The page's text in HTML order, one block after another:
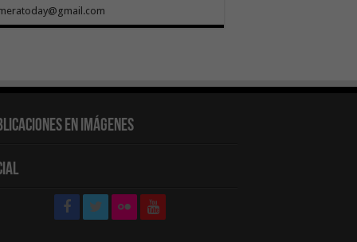
en Imágenes